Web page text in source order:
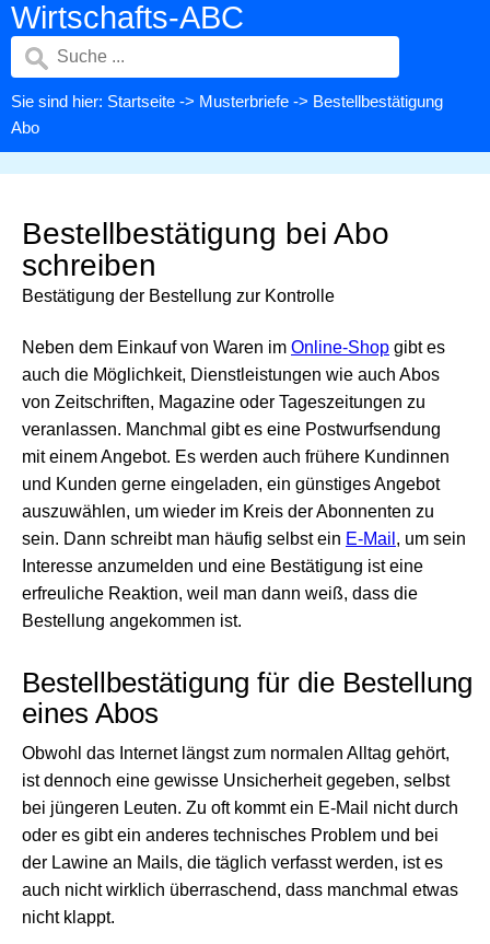
Wirtschafts-ABC
Sie sind hier: Startseite -> Musterbriefe -> Bestellbestätigung
Abo
Bestellbestätigung bei Abo
schreiben
Bestätigung der Bestellung zur Kontrolle
Neben dem Einkauf von Waren im Online-Shop gibt es
auch die Möglichkeit, Dienstleistungen wie auch Abos
von Zeitschriften, Magazine oder Tageszeitungen zu
veranlassen. Manchmal gibt es eine Postwurfsendung
mit einem Angebot. Es werden auch frühere Kundinnen
und Kunden gerne eingeladen, ein günstiges Angebot
auszuwählen, um wieder im Kreis der Abonnenten zu
sein. Dann schreibt man häufig selbst ein E-Mail , um sein
Interesse anzumelden und eine Bestätigung ist eine
erfreuliche Reaktion, weil man dann weiß, dass die
Bestellung angekommen ist.
Bestellbestätigung für die Bestellung
eines Abos
Obwohl das Internet längst zum normalen Alltag gehört,
ist dennoch eine gewisse Unsicherheit gegeben, selbst
bei jüngeren Leuten. Zu oft kommt ein E-Mail nicht durch
oder es gibt ein anderes technisches Problem und bei
der Lawine an Mails, die täglich verfasst werden, ist es
auch nicht wirklich überraschend, dass manchmal etwas
nicht klappt.